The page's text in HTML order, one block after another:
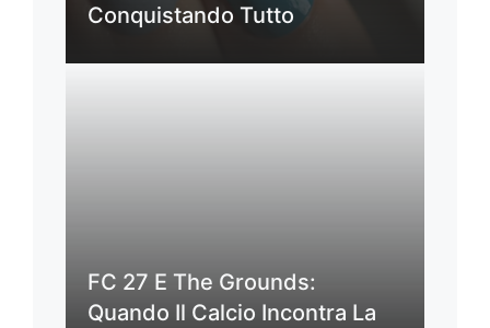
Conquistando Tutto
FC 27 E The Grounds:
Quando Il Calcio Incontra La